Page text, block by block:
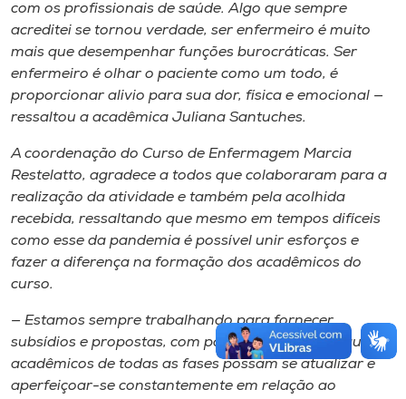
com os profissionais de saúde. Algo que sempre
acreditei se tornou verdade, ser enfermeiro é muito
mais que desempenhar funções burocráticas. Ser
enfermeiro é olhar o paciente como um todo, é
proporcionar alivio para sua dor, física e emocional —
ressaltou a acadêmica Juliana Santuches.
A coordenação do Curso de Enfermagem Marcia
Restelatto, agradece a todos que colaboraram para a
realização da atividade e também pela acolhida
recebida, ressaltando que mesmo em tempos difíceis
como esse da pandemia é possível unir esforços e
fazer a diferença na formação dos acadêmicos do
curso.
— Estamos sempre trabalhando para fornecer
subsídios e propostas, com possibilidades para que os
acadêmicos de todas as fases possam se atualizar e
aperfeiçoar-se constantemente em relação ao